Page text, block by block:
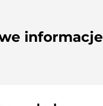
informacje